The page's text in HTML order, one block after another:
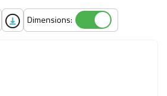
Dimensions:
Dimensions: